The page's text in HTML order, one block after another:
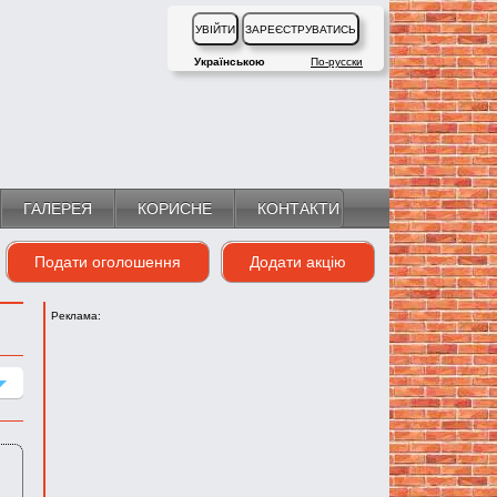
Українською По-русски
ГАЛЕРЕЯ КОРИСНЕ КОНТАКТИ
Додати акцію
Подати оголошення
Реклама: